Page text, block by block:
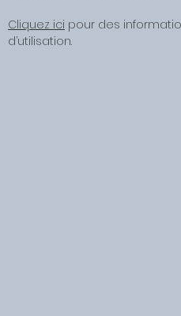
Cliquez ici pour des
d’utilisation.